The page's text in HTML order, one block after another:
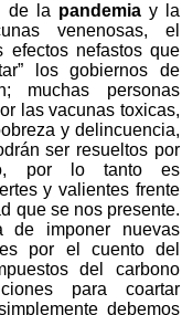
de la pandemiay la
venenosas, el
efectos nefastos que
los gobiernos de
muchas personas
las vacunas toxicas,
y delincuencia,
ser resueltos por
por lo tanto es
y valientes frente
que se nos presente.
de imponer nuevas
por el cuento del
del carbono
para coartar
debemos